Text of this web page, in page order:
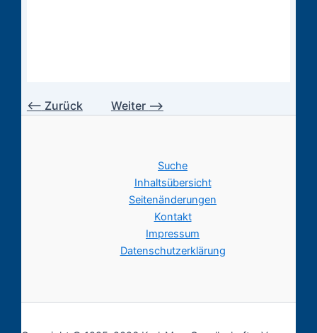
⟵ Zurück Weiter ⟶
Suche
Inhaltsübersicht
Seitenänderungen
Kontakt
Impressum
Datenschutzerklärung